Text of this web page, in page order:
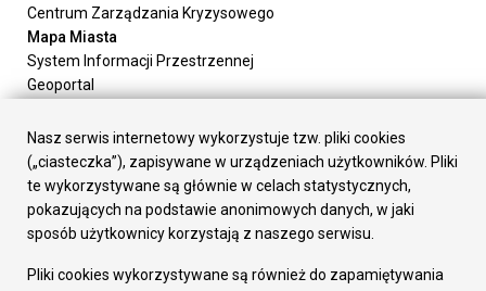
Centrum Zarządzania Kryzysowego
Mapa Miasta
System Informacji Przestrzennej
Geoportal
Załatw sprawę
Prezydent Miasta
Rada Miasta
Wydziały
Elektroniczna Skrzynka Podawcza
Gospodarka
Nasz serwis internetowy wykorzystuje tzw. pliki cookies
(„ciasteczka”), zapisywane w urządzeniach użytkowników. Pliki
te wykorzystywane są głównie w celach statystycznych,
pokazujących na podstawie anonimowych danych, w jaki
sposób użytkownicy korzystają z naszego serwisu.
Pliki cookies wykorzystywane są również do zapamiętywania